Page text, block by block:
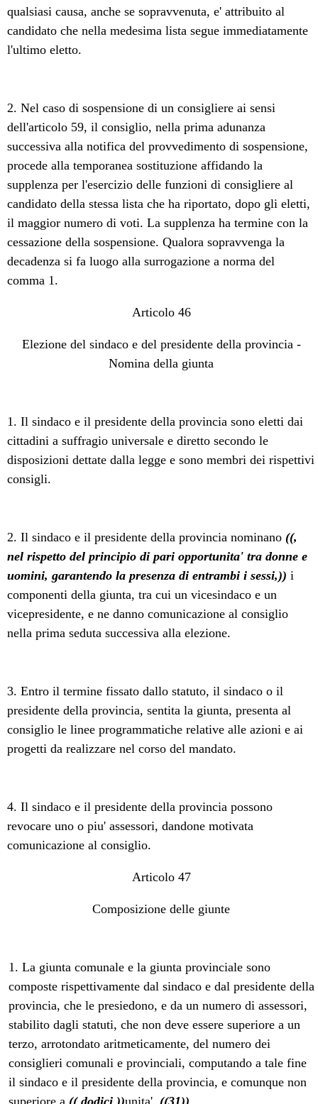
qualsiasi causa, anche se sopravvenuta, e' attribuito al
candidato che nella medesima lista segue immediatamente
l'ultimo eletto.
2. Nel caso di sospensione di un consigliere ai sensi
dell'articolo 59, il consiglio, nella prima adunanza
successiva alla notifica del provvedimento di sospensione,
procede alla temporanea sostituzione affidando la
supplenza per l'esercizio delle funzioni di consigliere al
candidato della stessa lista che ha riportato, dopo gli eletti,
il maggior numero di voti. La supplenza ha termine con la
cessazione della sospensione. Qualora sopravvenga la
decadenza si fa luogo alla surrogazione a norma del
comma 1.
Articolo 46
Elezione del sindaco e del presidente della provincia -
Nomina della giunta
1. Il sindaco e il presidente della provincia sono eletti dai
cittadini a suffragio universale e diretto secondo le
disposizioni dettate dalla legge e sono membri dei rispettivi
consigli.
2. Il sindaco e il presidente della provincia nominano ((,
nel rispetto del principio di pari opportunita' tra donne e
uomini, garantendo la presenza di entrambi i sessi,)) i
componenti della giunta, tra cui un vicesindaco e un
vicepresidente, e ne danno comunicazione al consiglio
nella prima seduta successiva alla elezione.
3. Entro il termine fissato dallo statuto, il sindaco o il
presidente della provincia, sentita la giunta, presenta al
consiglio le linee programmatiche relative alle azioni e ai
progetti da realizzare nel corso del mandato.
4. Il sindaco e il presidente della provincia possono
revocare uno o piu' assessori, dandone motivata
comunicazione al consiglio.
Articolo 47
Composizione delle giunte
1. La giunta comunale e la giunta provinciale sono
composte rispettivamente dal sindaco e dal presidente della
provincia, che le presiedono, e da un numero di assessori,
stabilito dagli statuti, che non deve essere superiore a un
terzo, arrotondato aritmeticamente, del numero dei
consiglieri comunali e provinciali, computando a tale fine
il sindaco e il presidente della provincia, e comunque non
superiore a (( dodici ))unita'. ((31))